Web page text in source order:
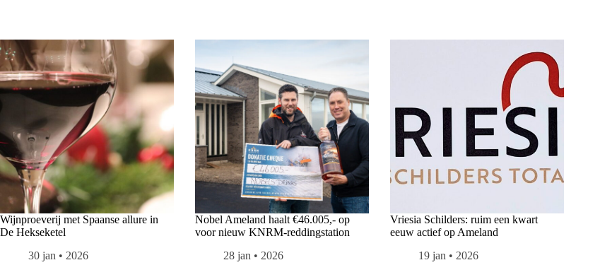
Wijnproeverij met Spaanse allure in
De Hekseketel
30 jan • 2026
Nobel Ameland haalt €46.005,- op
voor nieuw KNRM-reddingstation
28 jan • 2026
Vriesia Schilders: ruim een kwart
eeuw actief op Ameland
19 jan • 2026